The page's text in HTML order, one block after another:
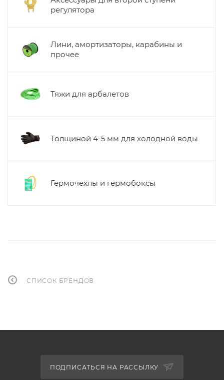
регулятора
Лини, амортизаторы, карабины и
прочее
Тяжи для арбалетов
Толщиной 4-5 мм для холодной воды
Гермочехлы и гермобоксы
СПИСОК БРЕНДОВ
ПОДПИСАТЬСЯ НА РАССЫЛКУ